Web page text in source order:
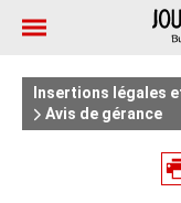
Insertions légales
Avis de gérance